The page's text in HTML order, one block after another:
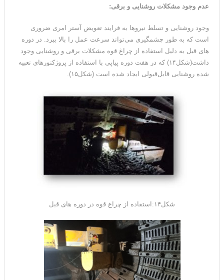
عدم وجود مشکلات روشنایی و برقی:
وجود روشنایی و تسلط نیروها به فرایند تعویض آستر امری ضروری
است که به طور چشمگیری می‌تواند سرعت عمل را بالا ببرد. در دوره
های قبل به دلیل استفاده از چراغ قوه مشکلات برقی و روشنایی وجود
داشت(شکل۱۴) که در هفت دوره پیاپی با استفاده از پروژکتورهای تعبیه
شده روشنایی قابل‌قبولی ایجاد شده است (شکل۱۵).
شکل۱۴:استفاده از چراغ قوه در دوره های قبل